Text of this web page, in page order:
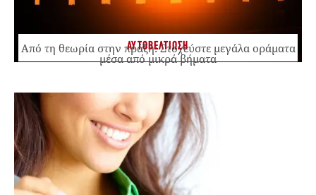
ΑΥΤΟΒΕΛΤΙΩΣΗ
Από τη θεωρία στην πράξη: Στοχεύστε μεγάλα οράματα
μέσα από μικρά βήματα